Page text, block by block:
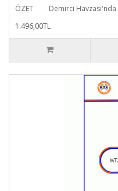
ÖZET Demirci Havzası'nda
1.496,00TL